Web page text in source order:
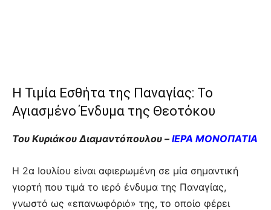
Η Τιμία Εσθήτα της Παναγίας: Το
Αγιασμένο Ένδυμα της Θεοτόκου
Του Κυριάκου Διαμαντόπουλου –ΙΕΡΑ ΜΟΝΟΠΑΤΙΑ
Η 2α Ιουλίου είναι αφιερωμένη σε μία σημαντική
γιορτή που τιμά το ιερό ένδυμα της Παναγίας,
γνωστό ως «επανωφόριό» της, το οποίο φέρει